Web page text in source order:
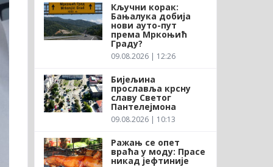
Кључни корак:
Бањалука добија
нови ауто-пут
према Мркоњић
Граду?
09.08.2026 | 12:26
Бијељина
прославља крсну
славу Светог
Пантелејмона
09.08.2026 | 10:13
Ражањ се опет
враћа у моду: Прасе
никад јефтиније